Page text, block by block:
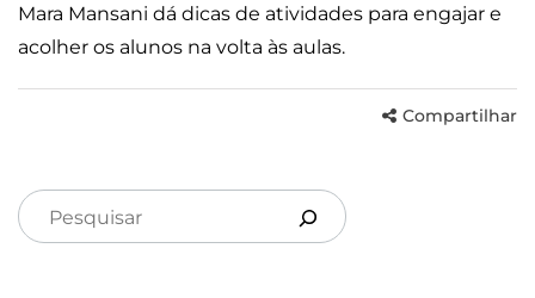
Mara Mansani dá dicas de atividades para engajar e
acolher os alunos na volta às aulas.
Compartilhar